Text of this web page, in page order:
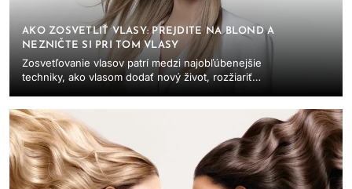
AKO ZOSVETLIŤ VLASY: PREJDITE NA BLOND A
NEZNIČTE SI PRI TOM VLASY
Zosvetľovanie vlasov patrí medzi najobľúbenejšie
techniky, ako vlasom dodať nový život, rozžiariť